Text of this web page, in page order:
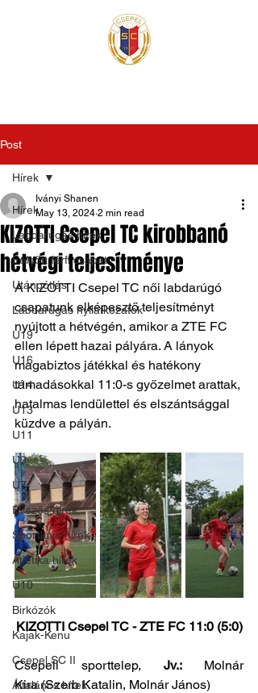
Post
Hírek
Labdarúgás hírek
Felnőtt férfi csapat
Utánpótlás
Labdarúgás nyilatkozatok
U19
U16
U14
U13
U11
U9
U7
Evezős hírek
Sportlövő hírek
Atlétika hírek
U10
Birkózók
Kajak-Kenu
Csepel SC II
Általános hírek
Hírek
KIZOTTI Csepel TC kirobbanó
hétvégi teljesítménye
Iványi Shanen
May 13, 2024 2 min read
A KIZOTTI Csepel TC női labdarúgó
csapatunk elképesztő teljesítményt
nyújtott a hétvégén, amikor a ZTE FC
ellen lépett hazai pályára. A lányok
magabiztos játékkal és hatékony
támadásokkal 11:0-s győzelmet arattak,
hatalmas lendülettel és elszántsággal
küzdve a pályán.
KIZOTTI Csepel TC - ZTE FC 11:0 (5:0)
Csepeli sporttelep, Jv.: Molnár
Kira (Szerb Katalin, Molnár János)